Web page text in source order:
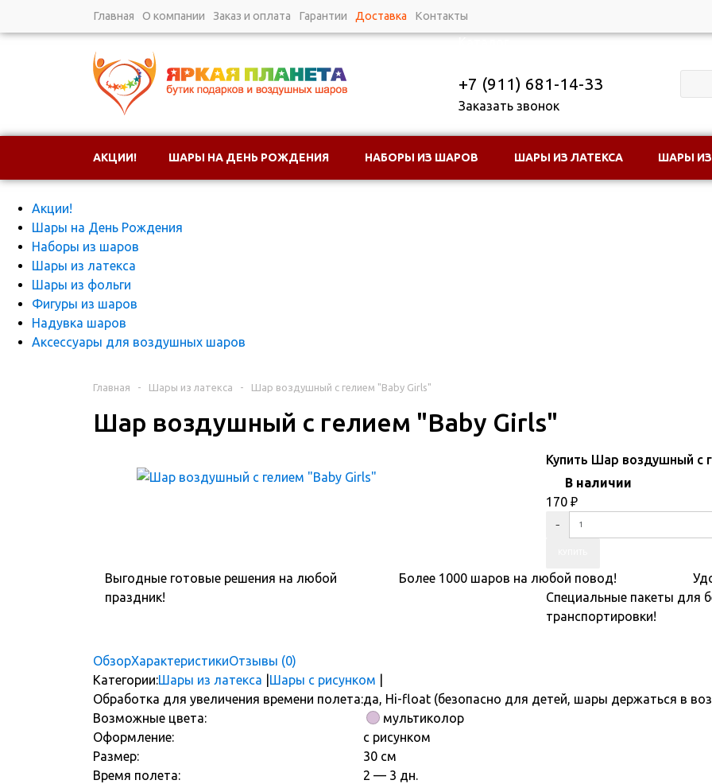
Главная О компании Заказ и оплата Гарантии Доставка Контакты
+7 (911) 681-14-33
Заказать звонок
АКЦИИ! ШАРЫ НА ДЕНЬ РОЖДЕНИЯ НАБОРЫ ИЗ ШАРОВ ШАРЫ ИЗ ЛАТЕКСА ШАРЫ
Акции!
Шары на День Рождения
Наборы из шаров
Шары из латекса
Шары из фольги
Фигуры из шаров
Надувка шаров
Аксессуары для воздушных шаров
Главная - Шары из латекса - Шар воздушный с гелием "Baby Girls"
Шар воздушный с гелием "Baby Girls"
Купить Шар воздушный с
В наличии
170 ₽
Выгодные готовые решения на любой
праздник!
Более 1000 шаров на любой повод!
Специальные пакеты для
транспортировки!
ОбзорХарактеристикиОтзывы (0)
Категории:Шары из латекса Шары с рисунком
Обработка для увеличения времени полета:да, Hi-float (безопасно для детей, шары держаться в
Возможные цвета:
мультиколор
Оформление:
с рисунком
Размер:
30 см
Время полета:
2 — 3 дн.